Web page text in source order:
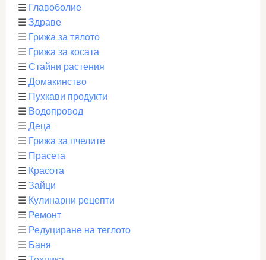
☰ Главоболие
☰ Здраве
☰ Грижа за тялото
☰ Грижа за косата
☰ Стайни растения
☰ Домакинство
☰ Пухкави продукти
☰ Водопровод
☰ Деца
☰ Грижа за пчелите
☰ Прасета
☰ Красота
☰ Зайци
☰ Кулинарни рецепти
☰ Ремонт
☰ Редуциране на теглото
☰ Баня